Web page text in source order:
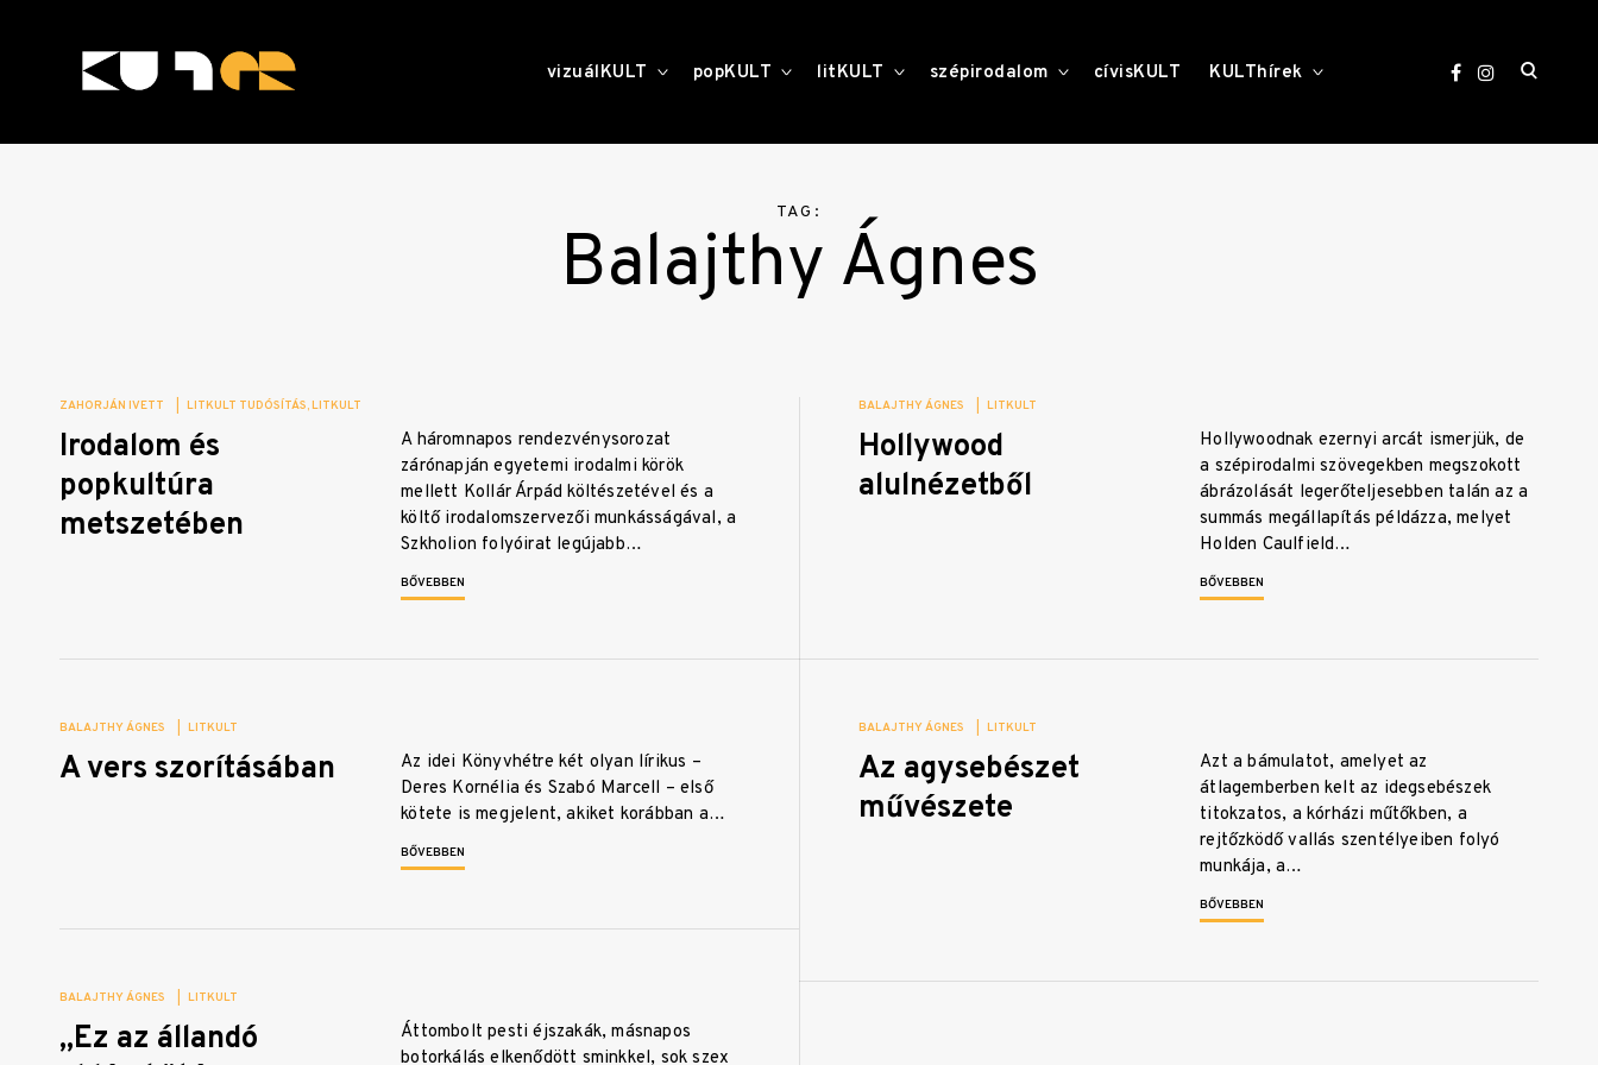
KULTer.hu
vizuálKULT toggle
child
popKULT toggle
child
litKULT toggle
child
szépirodalom toggle
childcívisKULT KULThírek
open
TAG:
Balajthy Ágnes
ZAHORJÁN IVETT LITKULT TUDÓSÍTÁS LITKULT
Irodalom és
popkultúra
metszetében
A háromnapos rendezvénysorozat
zárónapján egyetemi irodalmi körök
mellett Kollár Árpád költészetével és a
költő irodalomszervezői munkásságával, a
Szkholion folyóirat legújabb…
BŐVEBBEN
BALAJTHY ÁGNES LITKULT
Hollywood
alulnézetből
Hollywoodnak ezernyi arcát ismerjük, de
a szépirodalmi szövegekben megszokott
ábrázolását legerőteljesebben talán az a
summás megállapítás példázza, melyet
Holden Caulfield…
BŐVEBBEN
BALAJTHY ÁGNES LITKULT
A vers szorításában
Az idei Könyvhétre két olyan lírikus –
Deres Kornélia és Szabó Marcell – első
kötete is megjelent, akiket korábban a…
BŐVEBBEN
BALAJTHY ÁGNES LITKULT
Az agysebészet
művészete
Azt a bámulatot, amelyet az
átlagemberben kelt az idegsebészek
titokzatos, a kórházi műtőkben, a
rejtőzködő vallás szentélyeiben folyó
munkája, a…
BŐVEBBEN
BALAJTHY ÁGNES LITKULT
„Ez az állandó
Áttombolt pesti éjszakák, másnapos
botorkálás elkenődött sminkkel, sok szex